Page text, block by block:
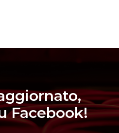
Facebook!